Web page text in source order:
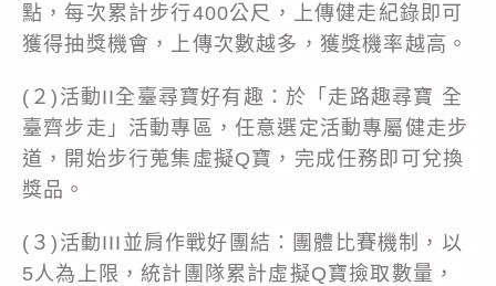
點，每次累計步行400公尺，上傳健走紀錄即可
獲得抽獎機會，上傳次數越多，獲獎機率越高。
(２)活動II全臺尋寶好有趣：於「走路趣尋寶 全
臺齊步走」活動專區，任意選定活動專屬健走步
道，開始步行蒐集虛擬Q寶，完成任務即可兌換
獎品。
(３)活動III並肩作戰好團結：團體比賽機制，以
5人為上限，統計團隊累計虛擬Q寶撿取數量，